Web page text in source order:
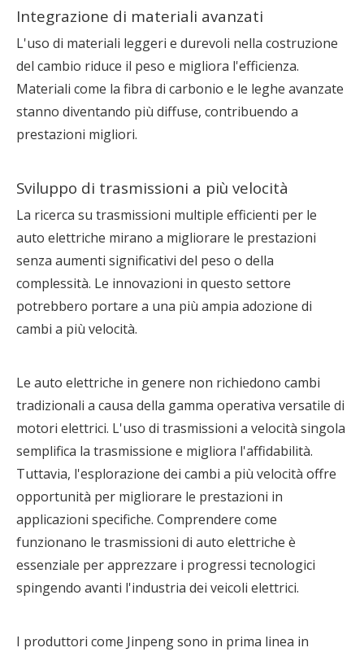
Integrazione di materiali avanzati
L'uso di materiali leggeri e durevoli nella costruzione
del cambio riduce il peso e migliora l'efficienza.
Materiali come la fibra di carbonio e le leghe avanzate
stanno diventando più diffuse, contribuendo a
prestazioni migliori.
Sviluppo di trasmissioni a più velocità
La ricerca su trasmissioni multiple efficienti per le
auto elettriche mirano a migliorare le prestazioni
senza aumenti significativi del peso o della
complessità. Le innovazioni in questo settore
potrebbero portare a una più ampia adozione di
cambi a più velocità.
Le auto elettriche in genere non richiedono cambi
tradizionali a causa della gamma operativa versatile di
motori elettrici. L'uso di trasmissioni a velocità singola
semplifica la trasmissione e migliora l'affidabilità.
Tuttavia, l'esplorazione dei cambi a più velocità offre
opportunità per migliorare le prestazioni in
applicazioni specifiche. Comprendere come
funzionano le trasmissioni di auto elettriche è
essenziale per apprezzare i progressi tecnologici
spingendo avanti l'industria dei veicoli elettrici.
I produttori come Jinpeng sono in prima linea in